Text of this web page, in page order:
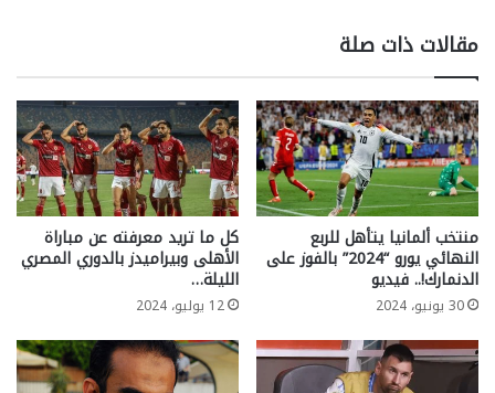
مقالات ذات صلة
منتخب ألمانيا يتأهل للربع
النهائي يورو “2024” بالفوز على
الدنمارك!.. فيديو
30 يونيو، 2024
كل ما تريد معرفته عن مباراة
الأهلى وبيراميدز بالدوري المصري
الليلة…
12 يوليو، 2024